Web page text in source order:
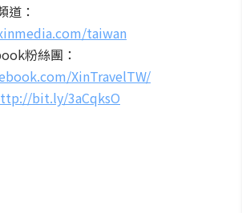
道：
taiwan
粉絲團：
XinTravelTW/
bit.ly/3aCqksO